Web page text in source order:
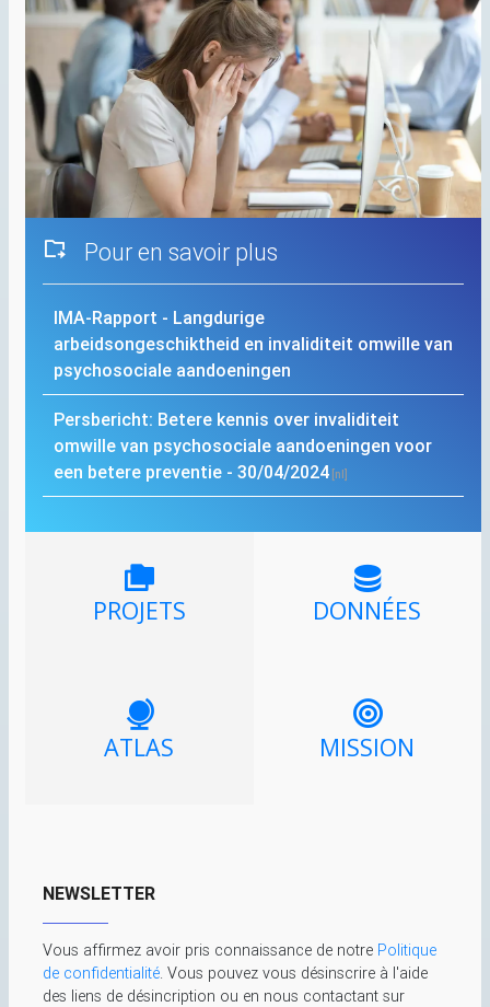
Pour en savoir plus
IMA-Rapport - Langdurige
arbeidsongeschiktheid en invaliditeit omwille van
psychosociale aandoeningen
Persbericht: Betere kennis over invaliditeit
omwille van psychosociale aandoeningen voor
een betere preventie - 30/04/2024
PROJETS DONNÉES
ATLAS MISSION
NEWSLETTER
Vous affirmez avoir pris connaissance de notre Politique
de confidentialité. Vous pouvez vous désinscrire à l'aide
des liens de désincription ou en nous contactant sur